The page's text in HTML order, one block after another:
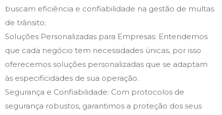
buscam eficiência e confiabilidade na gestão de multas
de trânsito:
Soluções Personalizadas para Empresas: Entendemos
que cada negócio tem necessidades únicas, por isso
oferecemos soluções personalizadas que se adaptam
às especificidades de sua operação.
Segurança e Confiabilidade: Com protocolos de
segurança robustos, garantimos a proteção dos seus